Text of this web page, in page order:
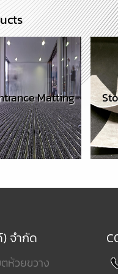
Stone
จำกัด
ห้วยขวาง